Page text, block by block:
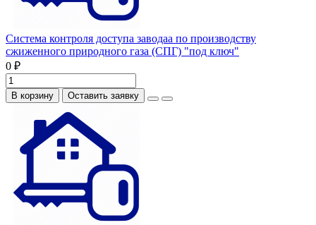
Система контроля доступа заводаа по производству
сжиженного природного газа (СПГ) "под ключ"
0 ₽
В корзину Оставить заявку